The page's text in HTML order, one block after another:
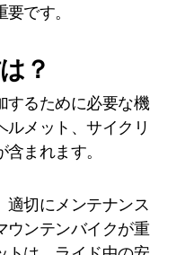
です。
？
するために必要な機
メット、サイクリ
まれます。
適切にメンテナンス
ウンテンバイクが重